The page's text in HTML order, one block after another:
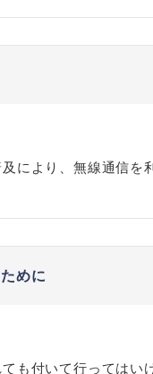
により、無線通信
めに
も付いて行っては